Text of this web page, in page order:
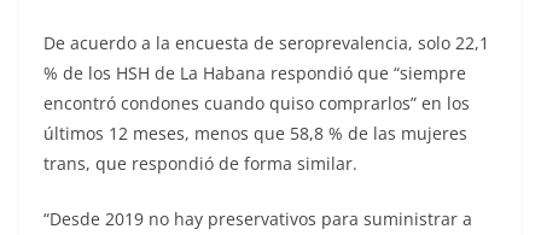
De acuerdo a la encuesta de seroprevalencia, solo 22,1
% de los HSH de La Habana respondió que “siempre
encontró condones cuando quiso comprarlos” en los
últimos 12 meses, menos que 58,8 % de las mujeres
trans, que respondió de forma similar.
“Desde 2019 no hay preservativos para suministrar a